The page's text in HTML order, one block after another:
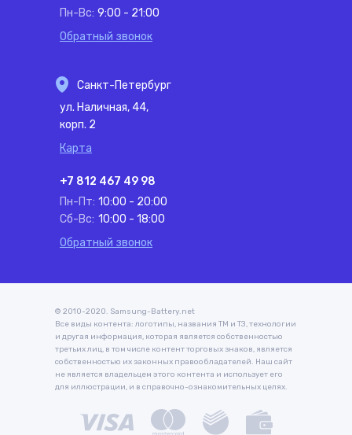
Пн-Вс: 9:00 - 21:00
Обратный звонок
Санкт-Петербург
ул. Наличная, 44,
корп. 2
Карта
+7 812 467 49 98
Пн-Пт: 10:00 - 20:00
Сб-Вс: 10:00 - 18:00
Обратный звонок
© 2010-2020. Samsung-Battery.net
Все виды контента: логотипы, названия ТМ и ТЗ, технологии
и другая информация, которая является собственностью
третьих лиц, в том числе контент торговых знаков, является
собственностью их законных правообладателей. Наш сайт
не является владельцем этого контента и использует его
для иллюстрации, и в справочно-ознакомительных целях.